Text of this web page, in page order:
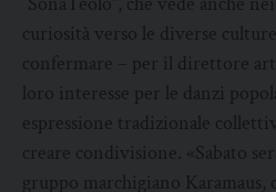
curiosità verso le diverse
confermare – per il direttore
loro interesse per le danzi
espressione tradizionale
creare condivisione. «Sabato
gruppo marchigiano Karamaus,